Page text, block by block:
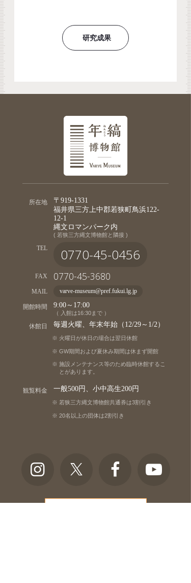
研究成果
所在地
〒919-1331
福井県三方上中郡若狭町鳥浜122-
12-1
縄文ロマンパーク内
( 若狭三方縄文博物館と隣接 )
TEL 0770-45-0456
FAX 0770-45-3680
MAIL varve-museum@pref.fukui.lg.jp
開館時間 9:00～17:00
（ 入館は16:30まで ）
休館日 毎週火曜、年末年始（12/29～1/2）
火曜日が休日の場合は翌日休館
GW期間および夏休み期間は休まず開館
施設メンテナンス等のため臨時休館するこ
とがあります。
観覧料金 一般500円、小中高生200円
若狭三方縄文博物館共通券は3割引き
20名以上の団体は2割引き